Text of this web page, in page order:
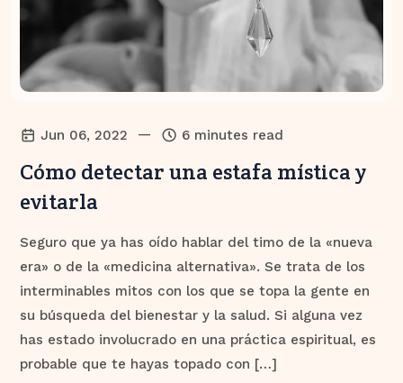
Jun 06, 2022 — 6 minutes read
Cómo detectar una estafa mística y
evitarla
Seguro que ya has oído hablar del timo de la «nueva
era» o de la «medicina alternativa». Se trata de los
interminables mitos con los que se topa la gente en
su búsqueda del bienestar y la salud. Si alguna vez
has estado involucrado en una práctica espiritual, es
probable que te hayas topado con […]